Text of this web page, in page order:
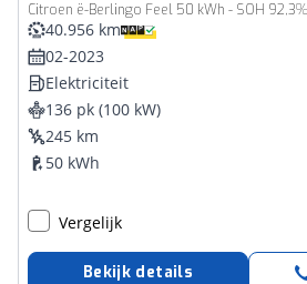
40.956 km
02-2023
Elektriciteit
136 pk (100 kW)
245 km
50 kWh
Vergelijk
Bekijk details